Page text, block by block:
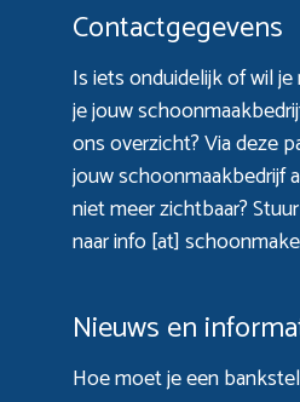
Contactgegevens
Is iets onduidelijk of wil
je jouw
ons overzicht? Viadeze
jouw schoonmaakbedrijf
niet meer zichtbaar?
naar info [at]
Nieuws en
Hoe moet je een